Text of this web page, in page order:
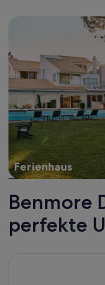
Ferienhaus
Suche nach
Benmore
perfekte
Weitere Infos zu